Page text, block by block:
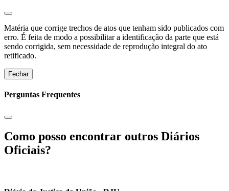
Matéria que corrige trechos de atos que tenham sido publicados com
erro. É feita de modo a possibilitar a identificação da parte que está
sendo corrigida, sem necessidade de reprodução integral do ato
retificado.
Fechar
Perguntas Frequentes
Como posso encontrar outros Diários
Oficiais?